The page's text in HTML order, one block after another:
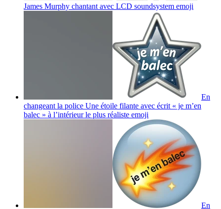
James Murphy chantant avec LCD soundsystem emoji
En
changeant la police Une étoile filante avec écrit « je m’en
balec » à l’intérieur le plus réaliste emoji
En